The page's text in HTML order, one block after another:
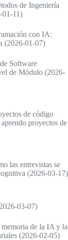
de Ingeniería
01-11)
con IA:
(2026-01-07)
Software
de Módulo (2026-
de código
proyectos de
las entrevistas se
(2026-03-17)
03-07)
de la IA y la
(2026-02-05)